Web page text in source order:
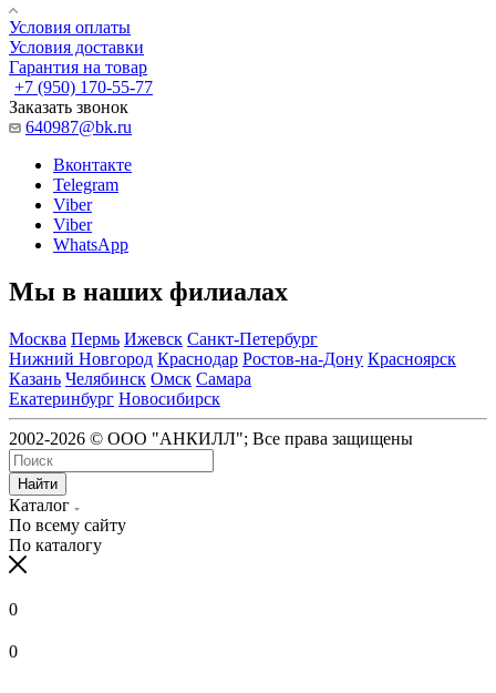
Условия оплаты
Условия доставки
Гарантия на товар
+7 (950) 170-55-77
Заказать звонок
640987@bk.ru
Вконтакте
Telegram
Viber
Viber
WhatsApp
Мы в наших филиалах
Москва Пермь Ижевск Санкт-Петербург
Нижний Новгород Краснодар Ростов-на-Дону Красноярск
Казань Челябинск Омск Самара
Екатеринбург Новосибирск
2002-2026 © ООО "АНКИЛЛ"; Все права защищены
Найти
Каталог
По всему сайту
По каталогу
0
0